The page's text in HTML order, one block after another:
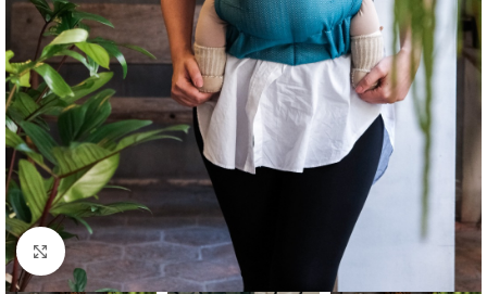
Büyütmek için tıklayın